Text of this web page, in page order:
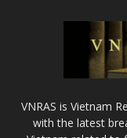
VNRAS is Vietnam
with the latest